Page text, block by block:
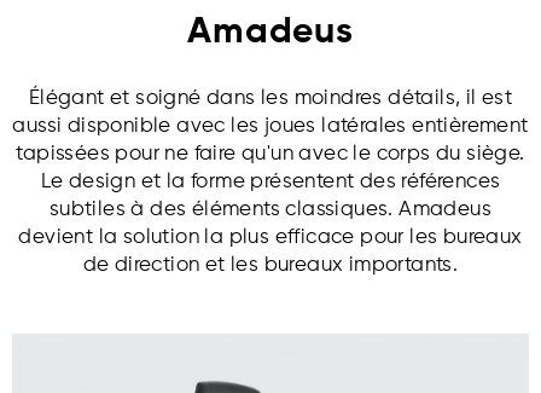
Amadeus
Élégant et soigné dans les moindres détails, il est
aussi disponible avec les joues latérales entièrement
tapissées pour ne faire qu'un avec le corps du siège.
Le design et la forme présentent des références
subtiles à des éléments classiques. Amadeus
devient la solution la plus efficace pour les bureaux
de direction et les bureaux importants.